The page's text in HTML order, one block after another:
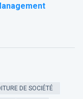
DE SOCIÉTÉ